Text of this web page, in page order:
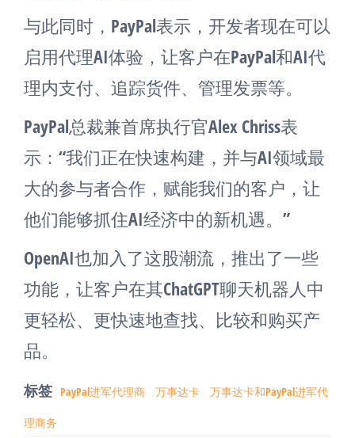
与此同时，PayPal表示，开发者现在可以
启用代理AI体验，让客户在PayPal和AI代
理内支付、追踪货件、管理发票等。
PayPal总裁兼首席执行官Alex Chriss表
示：“我们正在快速构建，并与AI领域最
大的参与者合作，赋能我们的客户，让
他们能够抓住AI经济中的新机遇。”
OpenAI也加入了这股潮流，推出了一些
功能，让客户在其ChatGPT聊天机器人中
更轻松、更快速地查找、比较和购买产
品。
标签 PayPal进军代理商 万事达卡 万事达卡和PayPal进军代
理商务